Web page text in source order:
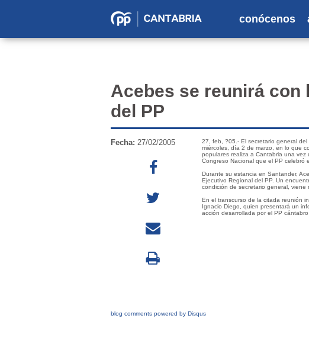
Partido
Cantabria
conócenos
Acebes se reunirá
del PP
Fecha: 27/02/2005
27, feb, ?05.- El secretario general
miércoles, día 2 de marzo, en lo que
populares realiza a Cantabria una
Congreso Nacional que el PP celebró
Durante su estancia en Santander,
Ejecutivo Regional del PP. Un
condición de secretario general, viene
En el transcurso de la citada reunión
Ignacio Diego, quien presentará un
acción desarrollada por el PP
blog comments powered by Disqus